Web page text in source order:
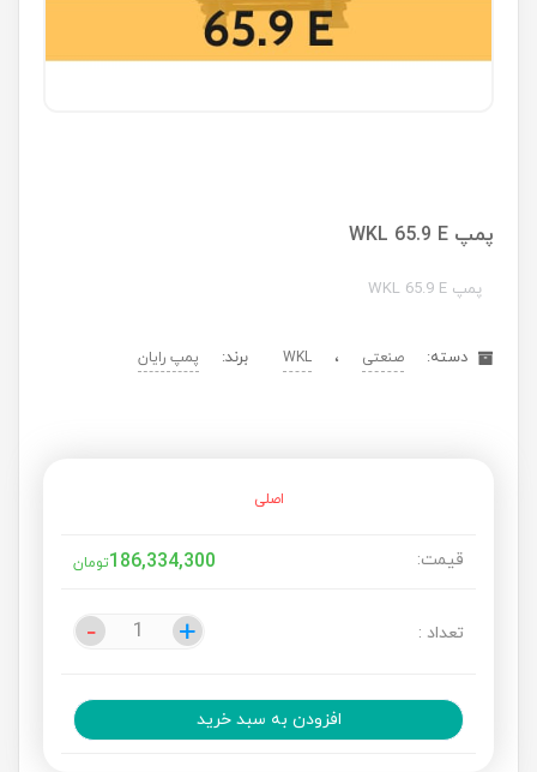
پمپ WKL 65.9 E
پمپ WKL 65.9 E
دسته: صنعتی ، WKL برند: پمپ رایان
اصلی
قیمت: 186,334,300تومان
تعداد : +
- +
-
افزودن به سبد خرید